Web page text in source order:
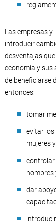
Las empresas
introducir
desventajas
economía y sus
de beneficiarse
entonces:
tomar
evitar
mujeres
controlar
hombres
dar